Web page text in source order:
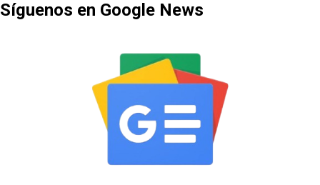
Síguenos en Google News